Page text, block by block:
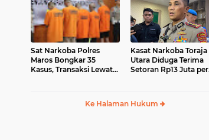
Sat Narkoba Polres
Maros Bongkar 35
Kasus, Transaksi Lewat
Kasat Narkoba Toraja
Utara Diduga Terima
Setoran Rp13 Juta per
Ke Halaman Hukum